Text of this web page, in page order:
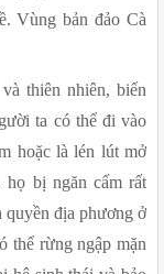
Vùng bản đảo Cà
thiên nhiên, biến
ta có thể đi vào
hoặc là lén lút mở
họ bị ngăn cấm rất
quyền địa phương ở
thể rừng ngập mặn